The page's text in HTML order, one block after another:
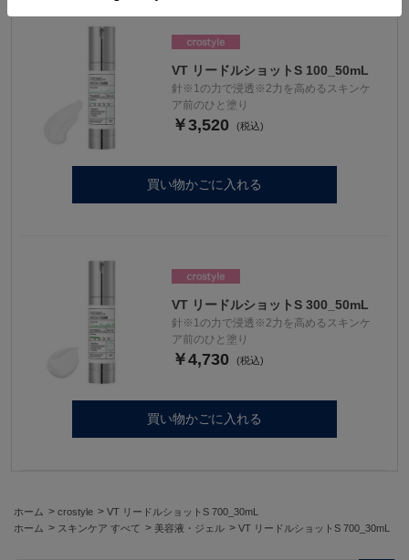
VT リードルショットS 100_50mL
針※1の力で浸透※2力を高めるスキンケ
ア前のひと塗り
￥3,520
買い物かごに入れる
VT リードルショットS 300_50mL
針※1の力で浸透※2力を高めるスキンケ
ア前のひと塗り
￥4,730
買い物かごに入れる
ホーム > crostyle > VT リードルショットS 700_30mL
ホーム > スキンケア すべて > 美容液・ジェル > VT リードルショットS 700_30mL